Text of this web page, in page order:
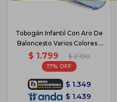
Tobogán Infantil Con Aro De
Baloncesto Varios Colores -
Azul
$ 1.799 $ 2.190
17
$ 1.349
$ 1.439